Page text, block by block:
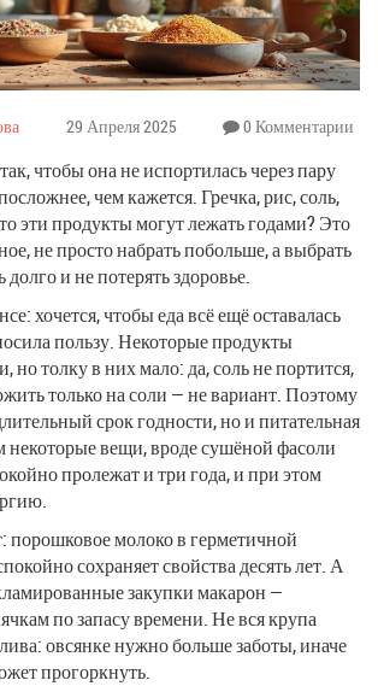
29 Апреля 2025 0 Комментарии
чтобы она не испортилась через пару
чем кажется. Гречка, рис, соль,
эти продукты могут лежать годами? Это
не просто набрать побольше, а выбрать
и не потерять здоровье.
хочется, чтобы еда всё ещё оставалась
пользу. Некоторые продукты
но толку в них мало: да, соль не портится,
только на соли — не вариант. Поэтому
срок годности, но и питательная
некоторые вещи, вроде сушёной фасоли
пролежат и три года, и при этом
порошковое молоко в герметичной
сохраняет свойства десять лет. А
закупки макарон —
по запасу времени. Не вся крупа
овсянке нужно больше заботы, иначе
прогоркнуть.